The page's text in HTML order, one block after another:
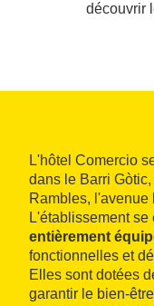
découvrir
L'hôtel Comercio
dans le Barri
Rambles,
L'établissement se
entièrement
fonctionnelles et
Elles sont dotées
garantir le bien-